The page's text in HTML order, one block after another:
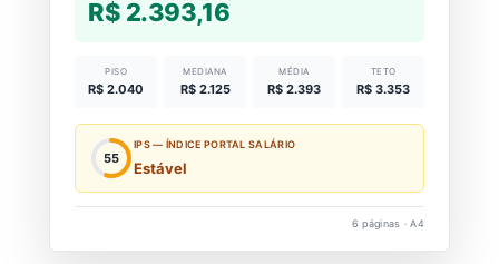
R$ 2.393,16
PISO
R$ 2.040
MEDIANA
R$ 2.125
MÉDIA
R$ 2.393
TETO
R$ 3.353
55
IPS — ÍNDICE PORTAL SALÁRIO
Estável
6 páginas · A4